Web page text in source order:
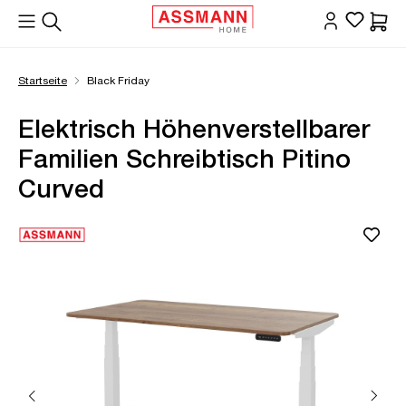
springen
Startseite Black Friday
Elektrisch Höhenverstellbarer
Familien Schreibtisch Pitino
Curved